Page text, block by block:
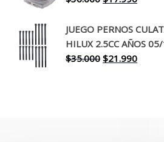
original
era:
$30.000.
actual
es:
JUEGO PERNOS
HILUX 2.5CC AÑOS
$35.000 El
$21.990El